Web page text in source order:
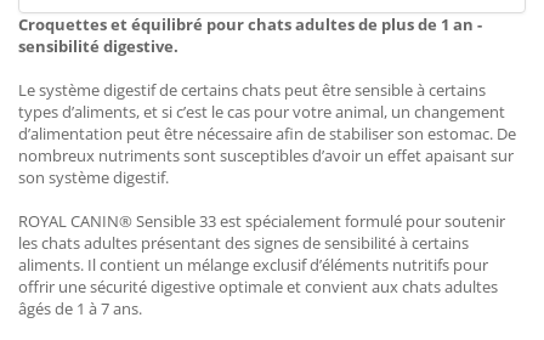
Croquettes et équilibré pour chats adultes de plus de 1 an -
sensibilité digestive.
Le système digestif de certains chats peut être sensible à certains
types d’aliments, et si c’est le cas pour votre animal, un changement
d’alimentation peut être nécessaire afin de stabiliser son estomac. De
nombreux nutriments sont susceptibles d’avoir un effet apaisant sur
son système digestif.
ROYAL CANIN® Sensible 33 est spécialement formulé pour soutenir
les chats adultes présentant des signes de sensibilité à certains
aliments. Il contient un mélange exclusif d’éléments nutritifs pour
offrir une sécurité digestive optimale et convient aux chats adultes
âgés de 1 à 7 ans.